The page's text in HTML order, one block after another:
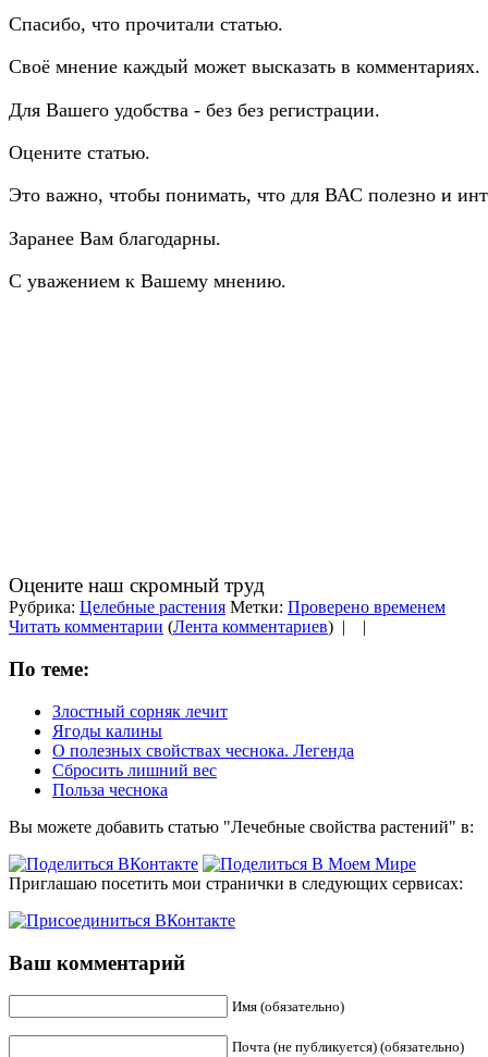
Спасибо, что прочитали статью.
Своё мнение каждый может высказать в комментариях.
Для Вашего удобства - без без регистрации.
Оцените статью.
Это важно, чтобы понимать, что для ВАС полезно и
Заранее Вам благодарны.
С уважением к Вашему мнению.
Оцените наш скромный труд
Рубрика: Целебные растения Метки: Проверено временем
Читать комментарии (Лента комментариев) |
По теме:
Злостный сорняк лечит
Ягоды калины
О полезных свойствах чеснока. Легенда
Сбросить лишний вес
Польза чеснока
Вы можете добавить статью "Лечебные свойства растений" в:
Приглашаю посетить мои странички в следующих сервисах:
Ваш комментарий
Имя (обязательно)
Почта (не публикуется) (обязательно)